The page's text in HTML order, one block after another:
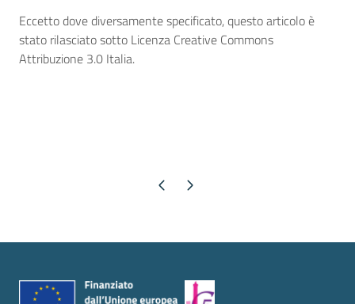
Eccetto dove diversamente specificato, questo articolo è
stato rilasciato sotto Licenza Creative Commons
Attribuzione 3.0 Italia.
Pagina precedente
Pagina successiva